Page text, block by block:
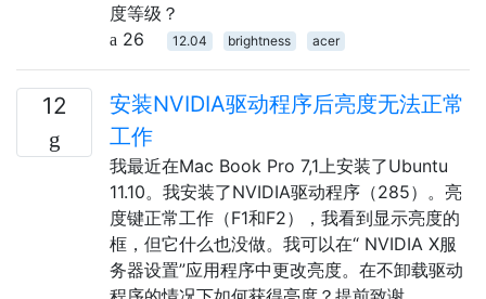
度等级？
26
12.04 brightness acer
12
安装NVIDIA驱动程序后亮度无法正常
工作
我最近在Mac Book Pro 7,1上安装了Ubuntu
11.10。我安装了NVIDIA驱动程序（285）。亮
度键正常工作（F1和F2），我看到显示亮度的
框，但它什么也没做。我可以在“ NVIDIA X服
务器设置”应用程序中更改亮度。在不卸载驱动